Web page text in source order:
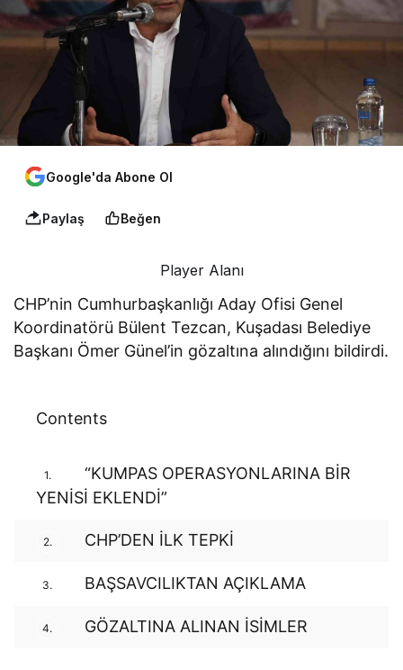
Google'da Abone Ol
Paylaş Beğen
Player Alanı
CHP’nin Cumhurbaşkanlığı Aday Ofisi Genel
Koordinatörü Bülent Tezcan, Kuşadası Belediye
Başkanı Ömer Günel’in gözaltına alındığını bildirdi.
Contents
1.
“KUMPAS OPERASYONLARINA BİR
YENİSİ EKLENDİ”
2. CHP’DEN İLK TEPKİ
3. BAŞSAVCILIKTAN AÇIKLAMA
4. GÖZALTINA ALINAN İSİMLER